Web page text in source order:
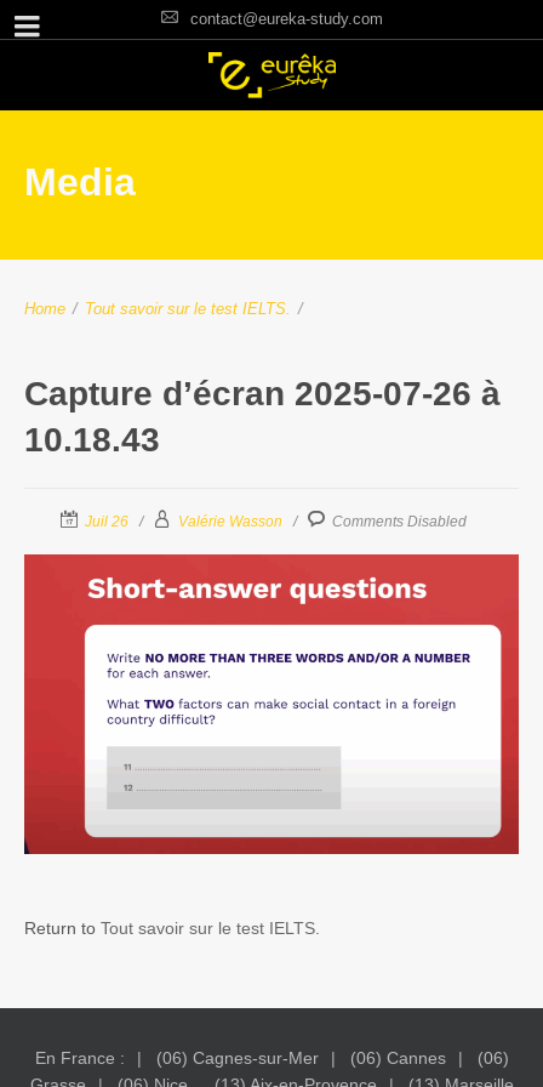
contact@eureka-study.com
Media
Home / Tout savoir sur le test IELTS. /
Capture d’écran 2025-07-26 à
10.18.43
Juil 26 Valérie Wasson Comments Disabled
Return to Tout savoir sur le test IELTS.
En France : (06) Cagnes-sur-Mer (06) Cannes
(06)